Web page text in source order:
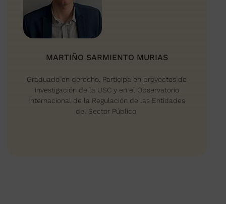
MARTIÑO SARMIENTO MURIAS
Graduado en derecho. Participa en proyectos de
investigación de la USC y en el Observatorio
Internacional de la Regulación de las Entidades
del Sector Público.